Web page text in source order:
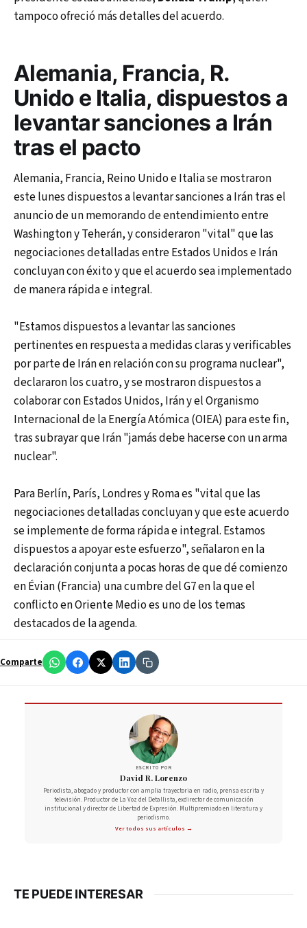
tampoco ofreció más detalles del acuerdo.
Alemania, Francia, R.
Unido e Italia, dispuestos a
levantar sanciones a Irán
tras el pacto
Alemania, Francia, Reino Unido e Italia se mostraron
este lunes dispuestos a levantar sanciones a Irán tras el
anuncio de un memorando de entendimiento entre
Washington y Teherán, y consideraron "vital" que las
negociaciones detalladas entre Estados Unidos e Irán
concluyan con éxito y que el acuerdo sea implementado
de manera rápida e integral.
"Estamos dispuestos a levantar las sanciones
pertinentes en respuesta a medidas claras y verificables
por parte de Irán en relación con su programa nuclear",
declararon los cuatro, y se mostraron dispuestos a
colaborar con Estados Unidos, Irán y el Organismo
Internacional de la Energía Atómica (OIEA) para este fin,
tras subrayar que Irán "jamás debe hacerse con un arma
nuclear".
Para Berlín, París, Londres y Roma es "vital que las
negociaciones detalladas concluyan y que este acuerdo
se implemente de forma rápida e integral. Estamos
dispuestos a apoyar este esfuerzo", señalaron en la
declaración conjunta a pocas horas de que dé comienzo
en Évian (Francia) una cumbre del G7 en la que el
conflicto en Oriente Medio es uno de los temas
destacados de la agenda.
Comparte
ESCRITO POR
David R. Lorenzo
Periodista, abogado y productor con amplia trayectoria en radio, prensa escrita y
televisión. Productor de La Voz del Detallista, exdirector de comunicación
institucional y director de Libertad de Expresión. Multipremiado en literatura y
periodismo.
Ver todos sus artículos →
TE PUEDE INTERESAR